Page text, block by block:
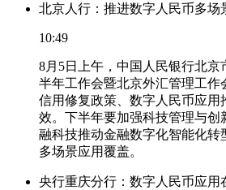
北京人行：推进数字人民币多场
10:49
8月5日上午，中国人民银行北京
半年工作会暨北京外汇管理工作
信用修复政策、数字人民币应用
效。下半年要加强科技管理与创
融科技推动金融数字化智能化转
多场景应用覆盖。
央行重庆分行：数字人民币应用